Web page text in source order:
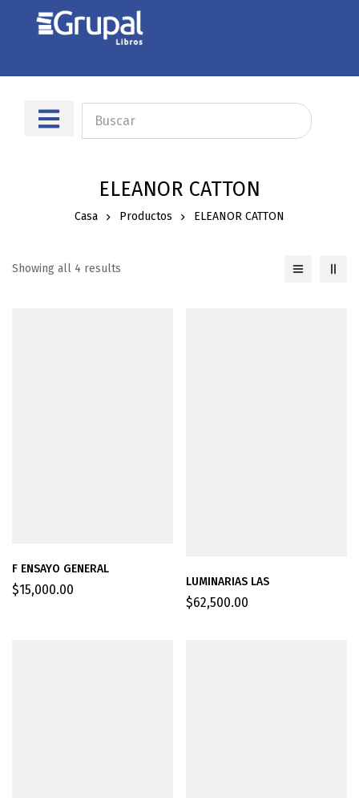
ELEANOR CATTON
Casa Productos ELEANOR CATTON
Showing all 4 results
F ENSAYO GENERAL
$15,000.00
LUMINARIAS LAS
$62,500.00